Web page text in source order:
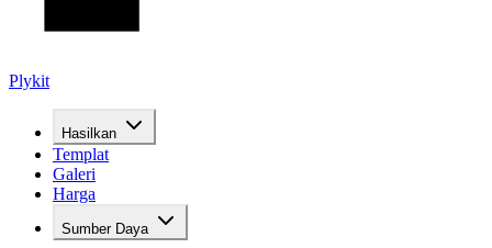
Plykit
Hasilkan
Templat
Galeri
Harga
Sumber Daya